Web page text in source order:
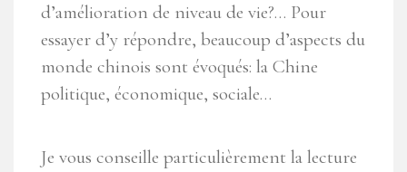
d’amélioration de niveau de vie?… Pour
essayer d’y répondre, beaucoup d’aspects du
monde chinois sont évoqués: la Chine
politique, économique, sociale…
Je vous conseille particulièrement la lecture